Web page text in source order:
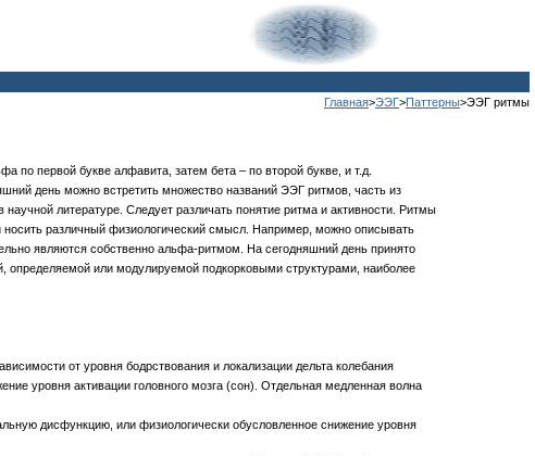
Главная>ЭЭГ>Паттерны>ЭЭГ ритмы
по первой букве алфавита, затем бета – по второй букве, и т.д.
день можно встретить множество названий ЭЭГ ритмов, часть из
литературе. Следует различать понятие ритма и активности. Ритмы
носить различный физиологический смысл. Например, можно описывать
являются собственно альфа-ритмом. На сегодняшний день принято
определяемой или модулируемой подкорковыми структурами, наиболее
от уровня бодрствования и локализации дельта колебания
уровня активации головного мозга (сон). Отдельная медленная волна
дисфункцию, или физиологически обусловленное снижение уровня